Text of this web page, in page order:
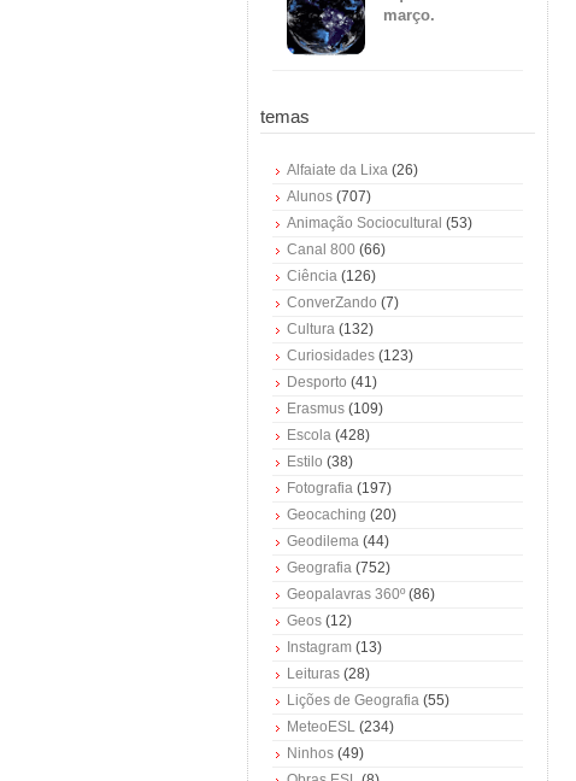
março.
temas
Alfaiate da Lixa (26)
Alunos (707)
Animação Sociocultural (53)
Canal 800 (66)
Ciência (126)
ConverZando (7)
Cultura (132)
Curiosidades (123)
Desporto (41)
Erasmus (109)
Escola (428)
Estilo (38)
Fotografia (197)
Geocaching (20)
Geodilema (44)
Geografia (752)
Geopalavras 360º (86)
Geos (12)
Instagram (13)
Leituras (28)
Lições de Geografia (55)
MeteoESL (234)
Ninhos (49)